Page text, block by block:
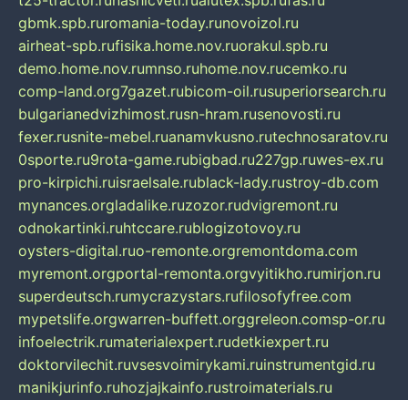
gbmk.spb.ruromania-today.runovoizol.ru
airheat-spb.rufisika.home.nov.ruorakul.spb.ru
demo.home.nov.rumnso.ruhome.nov.rucemko.ru
comp-land.org7gazet.rubicom-oil.rusuperiorsearch.ru
bulgarianedvizhimost.rusn-hram.rusenovosti.ru
fexer.rusnite-mebel.ruanamvkusno.rutechnosaratov.ru
0sporte.ru9rota-game.rubigbad.ru227gp.ruwes-ex.ru
pro-kirpichi.ruisraelsale.rublack-lady.rustroy-db.com
mynances.orgladalike.ruzozor.rudvigremont.ru
odnokartinki.ruhtccare.rublogizotovoy.ru
oysters-digital.ruo-remonte.orgremontdoma.com
myremont.orgportal-remonta.orgvyitikho.rumirjon.ru
superdeutsch.rumycrazystars.rufilosofyfree.com
mypetslife.orgwarren-buffett.orggreleon.comsp-or.ru
infoelectrik.rumaterialexpert.rudetkiexpert.ru
doktorvilechit.ruvsesvoimirykami.ruinstrumentgid.ru
manikjurinfo.ruhozjajkainfo.rustroimaterials.ru